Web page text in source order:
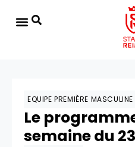
EQUIPE PREMIÈRE MASCULINE
Le
semaine du